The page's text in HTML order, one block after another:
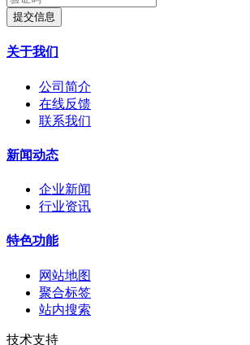
提交信息
关于我们
公司简介
在线反馈
联系我们
新闻动态
企业新闻
行业资讯
特色功能
网站地图
聚合标签
站内搜索
技术支持